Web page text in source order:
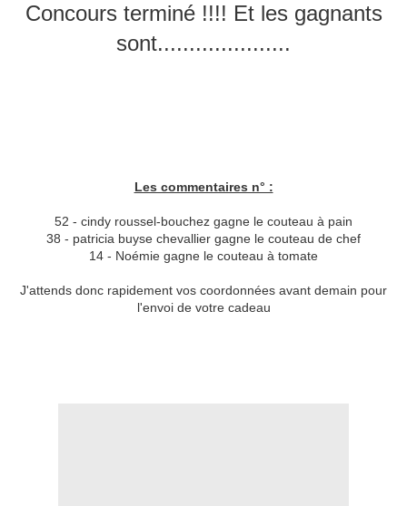
Concours terminé !!!! Et les gagnants
sont.....................
Les commentaires n° :
52 - cindy roussel-bouchez gagne le couteau à pain
38 - patricia buyse chevallier gagne le couteau de chef
14 - Noémie gagne le couteau à tomate
J'attends donc rapidement vos coordonnées avant demain pour
l'envoi de votre cadeau